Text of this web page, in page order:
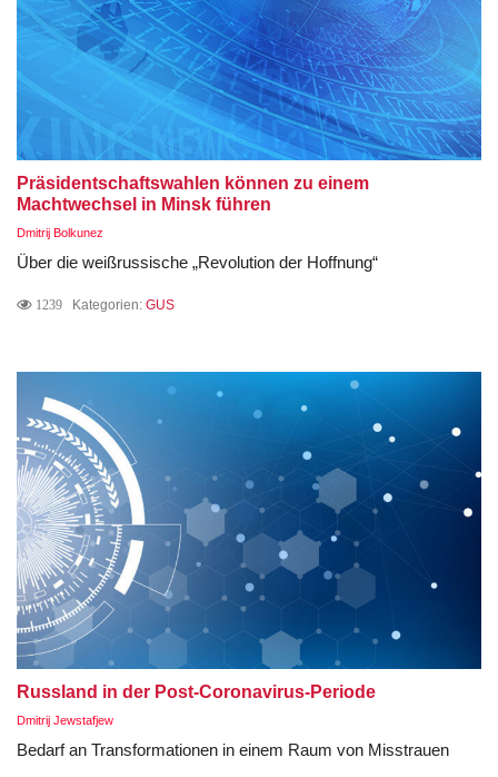
Präsidentschaftswahlen können zu einem
Machtwechsel in Minsk führen
Dmitrij Bolkunez
Über die weißrussische „Revolution der Hoffnung“
1239 Kategorien: GUS
Russland in der Post-Coronavirus-Periode
Dmitrij Jewstafjew
Bedarf an Transformationen in einem Raum von Misstrauen